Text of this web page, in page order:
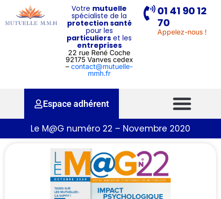
Votre mutuelle
spécialiste de la
protection santé
pour les
particuliers et les
entreprises
22 rue René Coche
92175 Vanves cedex
–contact@mutuelle-
mmh.fr
01 41 90 12
70
Appelez-nous !
Espace adhérent
Le M@G numéro 22 – Novembre 2020